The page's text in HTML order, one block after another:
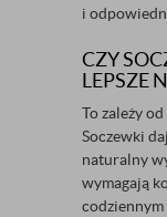
i
CZY
LEPSZE
To zależy
Soczewki
naturalny
wymagają
codziennym